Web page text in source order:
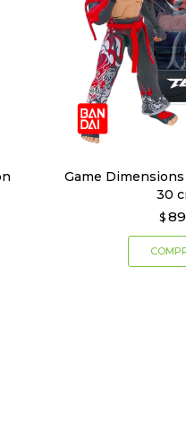
Game
30
$